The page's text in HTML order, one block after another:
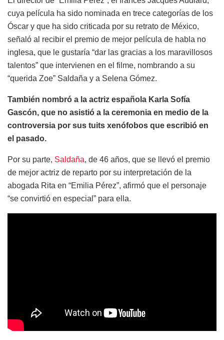
cuya película ha sido nominada en trece categorías de los
Óscar y que ha sido criticada por su retrato de México,
señaló al recibir el premio de mejor película de habla no
inglesa, que le gustaría “dar las gracias a los maravillosos
talentos” que intervienen en el filme, nombrando a su
“querida Zoe” Saldaña y a Selena Gómez.
También nombró a la actriz española Karla Sofía
Gascón, que no asistió a la ceremonia en medio de la
controversia por sus tuits xenófobos que escribió en
el pasado.
Por su parte, Saldaña, de 46 años, que se llevó el premio
de mejor actriz de reparto por su interpretación de la
abogada Rita en “Emilia Pérez”, afirmó que el personaje
“se convirtió en especial” para ella.